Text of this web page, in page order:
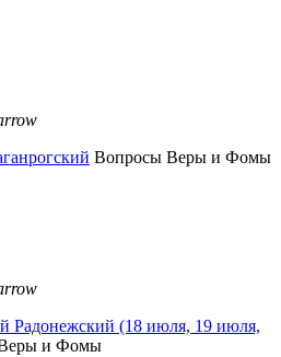
Вопросы Веры и Фомы
Радонежский (18 июля, 19 июля,
и Фомы